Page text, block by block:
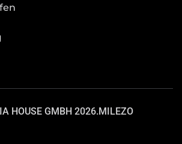
HOUSE GMBH 2026.MILEZO